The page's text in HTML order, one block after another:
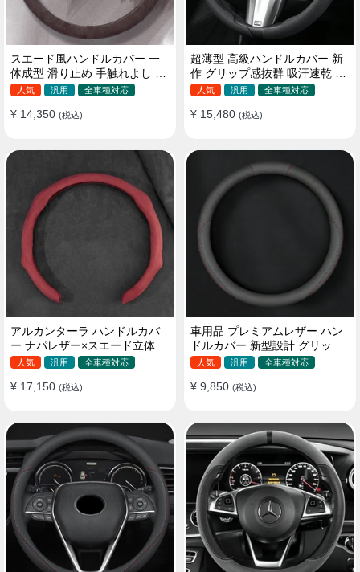
スエード風ハンドルカバー 一
体成型 滑り止め 手触れよし 吸
汗 高級感 四季汎用 35~38CM
人気 汎用 全車種対応
¥ 14,350 (税込)
超薄型 高級ハンドルカバー 新
作 グリップ感抜群 吸汗速乾 ス
エード ナパレザー 通年使用
人気 汎用 全車種対応
¥ 15,480 (税込)
アルカンターラ ハンドルカバ
ー ナパレザー×スエード立体デ
ザイン 四季汎用 O/D型兼用 38-
人気 汎用 全車種対応
¥ 17,150 (税込)
車用品 プレミアムレザー ハン
ドルカバー 新型設計 グリップ
感向上 取付簡単 滑り止め 36〜
人気 汎用 全車種対応
¥ 9,850 (税込)